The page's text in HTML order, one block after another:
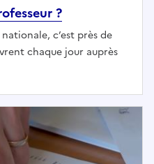
?
c’est près de
chaque jour auprès